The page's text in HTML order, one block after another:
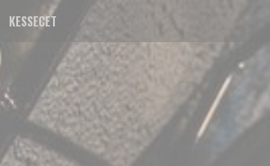
Personalizing your cookie choices
KESSECET